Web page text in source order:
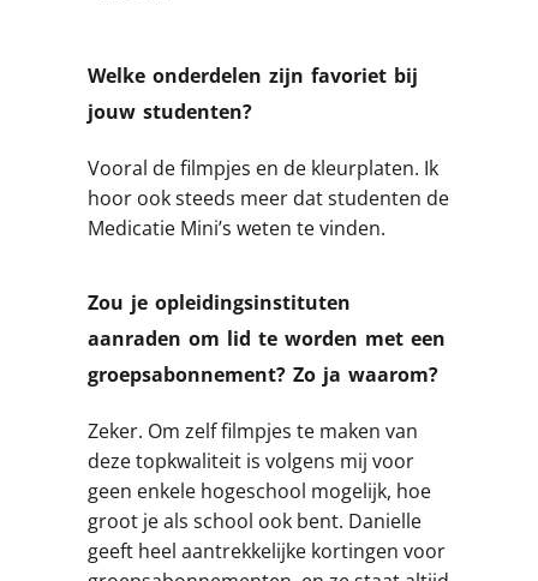
Welke onderdelen zijn favoriet bij
jouw studenten?
Vooral de filmpjes en de kleurplaten. Ik
hoor ook steeds meer dat studenten de
Medicatie Mini’s weten te vinden.
Zou je opleidingsinstituten
aanraden om lid te worden met een
groepsabonnement? Zo ja waarom?
Zeker. Om zelf filmpjes te maken van
deze topkwaliteit is volgens mij voor
geen enkele hogeschool mogelijk, hoe
groot je als school ook bent. Danielle
geeft heel aantrekkelijke kortingen voor